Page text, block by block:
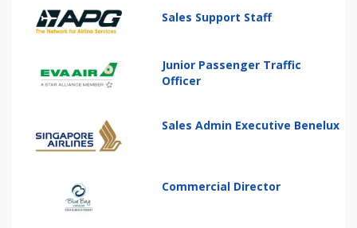
Sales Support Staff
Junior Passenger Traffic
Officer
Sales Admin Executive Benelux
Commercial Director